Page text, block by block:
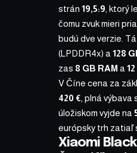
strán 19,5:9, ktorý
čomu zvuk mieri
budú dve verzie.
(LPDDR4x) a128
zas 8 GB RAM a
V Číne cena za
420 €, plná výbava
úložiskom vyjde na
európsky trh zatiaľ
Xiaomi